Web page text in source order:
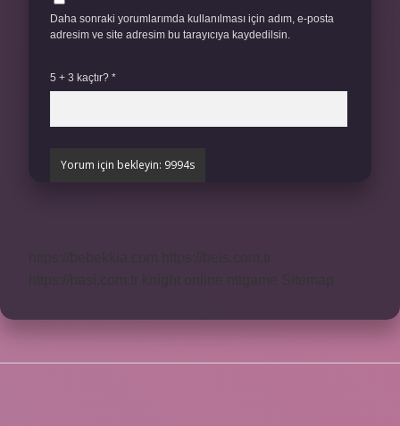
Daha sonraki yorumlarımda kullanılması için adım, e-posta
adresim ve site adresim bu tarayıcıya kaydedilsin.
5 + 3 kaçtır? *